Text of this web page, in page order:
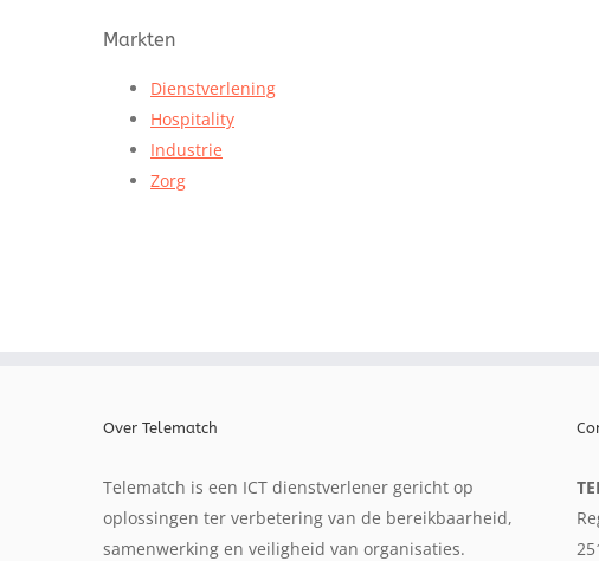
Markten
Dienstverlening
Hospitality
Industrie
Zorg
Over Telematch
Telematch is een ICT dienstverlener gericht op
oplossingen ter verbetering van de bereikbaarheid,
samenwerking en veiligheid van organisaties.